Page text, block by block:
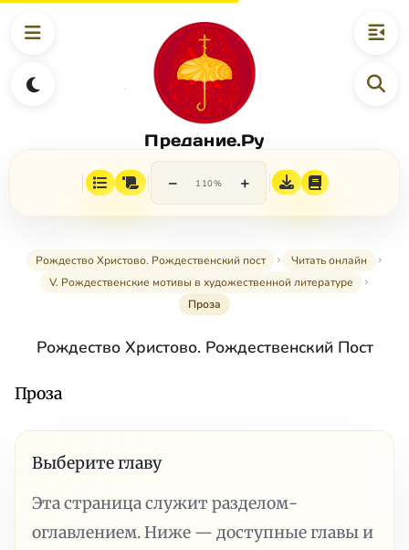
Предание.Ру
− 110% +
Рождество Христово. Рождественский пост
Читать онлайн
V. Рождественские мотивы в художественной литературе
Проза
Рождество Христово. Рождественский Пост
Проза
Выберите главу
Эта страница служит разделом-
оглавлением. Ниже — доступные главы и